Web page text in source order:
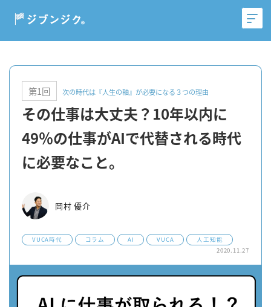
第1回 次の時代は『人生の軸』が必要になる３つの理由
その仕事は大丈夫？10年以内に
49％の仕事がAIで代替される時代
に必要なこと。
岡村 優介
VUCA時代 コラム AI VUCA
人工知能
2020.11.27